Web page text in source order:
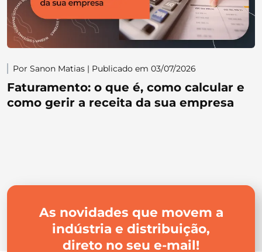
Por Sanon Matias | Publicado em 03/07/2026
Faturamento: o que é, como calcular e
como gerir a receita da sua empresa
As novidades que movem a
indústria e distribuição,
direto no seu e-mail!